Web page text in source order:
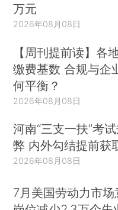
万元
2026年08月08日
【周刊提前读】各
缴费基数 合规与企
何平衡？
2026年08月08日
河南“三支一扶”考
弊 内外勾结提前获
2026年08月08日
7月美国劳动力市